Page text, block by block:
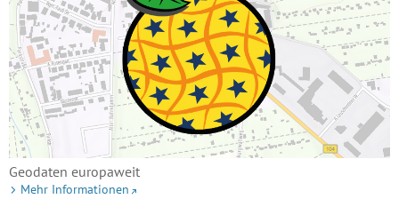
Geodaten europaweit
Mehr Informationen